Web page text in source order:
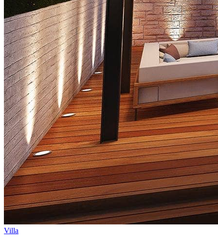
Villa